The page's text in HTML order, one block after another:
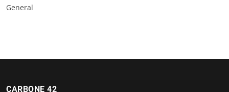
General
CARBONE 42